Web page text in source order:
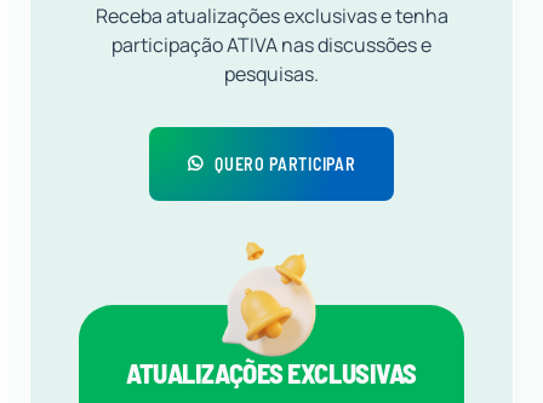
Receba atualizações exclusivas e tenha
participação ATIVA nas discussões e
pesquisas.
QUERO PARTICIPAR
ATUALIZAÇÕES EXCLUSIVAS